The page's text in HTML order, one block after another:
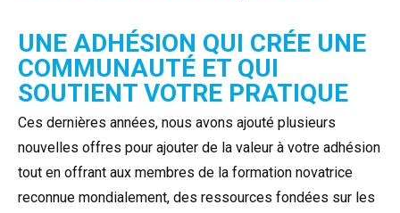
UNE ADHÉSION QUI CRÉE UNE
COMMUNAUTÉ ET QUI
SOUTIENT VOTRE PRATIQUE
Ces dernières années, nous avons ajouté plusieurs
nouvelles offres pour ajouter de la valeur à votre adhésion
tout en offrant aux membres de la formation novatrice
reconnue mondialement, des ressources fondées sur les